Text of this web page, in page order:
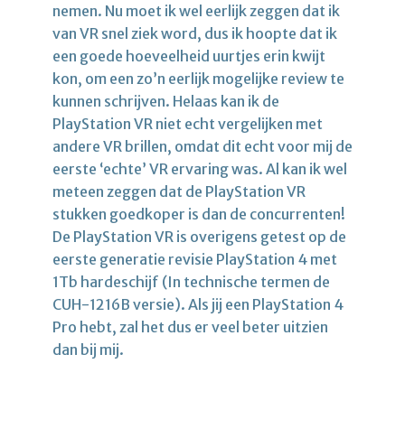
nemen. Nu moet ik wel eerlijk zeggen dat ik
van VR snel ziek word, dus ik hoopte dat ik
een goede hoeveelheid uurtjes erin kwijt
kon, om een zo’n eerlijk mogelijke review te
kunnen schrijven. Helaas kan ik de
PlayStation VR niet echt vergelijken met
andere VR brillen, omdat dit echt voor mij de
eerste ‘echte’ VR ervaring was. Al kan ik wel
meteen zeggen dat de PlayStation VR
stukken goedkoper is dan de concurrenten!
De PlayStation VR is overigens getest op de
eerste generatie revisie PlayStation 4 met
1Tb hardeschijf (In technische termen de
CUH-1216B versie). Als jij een PlayStation 4
Pro hebt, zal het dus er veel beter uitzien
dan bij mij.